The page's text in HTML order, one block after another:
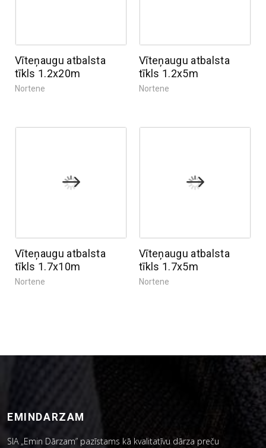
Vīteņaugu atbalsta
tīkls 1.2x20m
Nortene
Vīteņaugu atbalsta
tīkls 1.2x5m
Nortene
Vīteņaugu atbalsta
tīkls 1.7x10m
Nortene
Vīteņaugu atbalsta
tīkls 1.7x5m
Nortene
EMINDARZAM
SIA „Emin Dārzam” pazīstams kā kvalitatīvu dārza preču